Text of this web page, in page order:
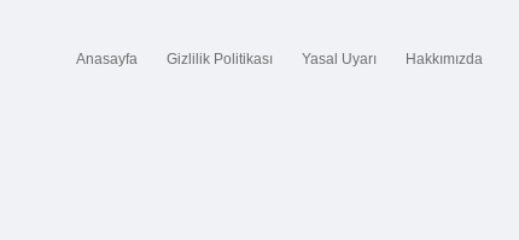
Anasayfa Gizlilik Politikası Yasal Uyarı Hakkımızda